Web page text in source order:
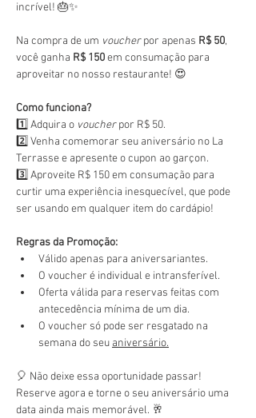
incrível! 🎂✨
Na compra de um voucher por apenas R$ 50,
você ganha R$ 150 em consumação para
aproveitar no nosso restaurante! 😍
Como funciona?
1️⃣ Adquira o voucher por R$ 50.
2️⃣ Venha comemorar seu aniversário no La
Terrasse e apresente o cupon ao garçon.
3️⃣ Aproveite R$ 150 em consumação para
curtir uma experiência inesquecível, que pode
ser usando em qualquer item do cardápio!
Regras da Promoção:
Válido apenas para aniversariantes.
O voucher é individual e intransferível.
Oferta válida para reservas feitas com
antecedência mínima de um dia.
O voucher só pode ser resgatado na
semana do seu aniversário.
🎈 Não deixe essa oportunidade passar!
Reserve agora e torne o seu aniversário uma
data ainda mais memorável. 🥂